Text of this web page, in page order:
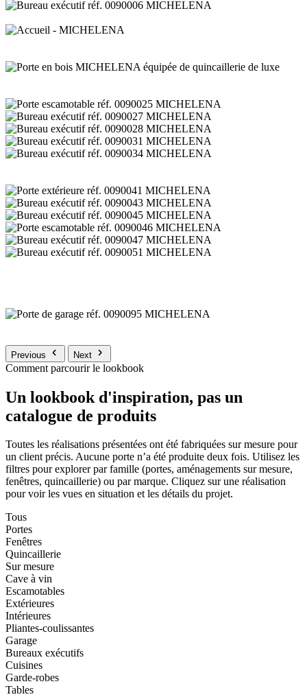
Previous Next
Comment parcourir le lookbook
Un lookbook d'inspiration, pas un
catalogue de produits
Toutes les réalisations présentées ont été fabriquées sur mesure pour
un client précis. Aucune porte n’a été produite deux fois. Utilisez les
filtres pour explorer par famille (portes, aménagements sur mesure,
fenêtres, quincaillerie) ou par marque. Cliquez sur une réalisation
pour voir les vues en situation et les détails du projet.
Tous
Portes
Fenêtres
Quincaillerie
Sur mesure
Cave à vin
Escamotables
Extérieures
Intérieures
Pliantes-coulissantes
Garage
Bureaux exécutifs
Cuisines
Garde-robes
Tables